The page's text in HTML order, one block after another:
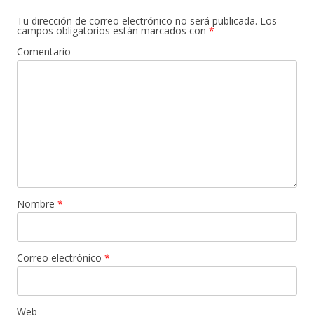
Tu dirección de correo electrónico no será publicada. Los
campos obligatorios están marcados con *
Comentario
Nombre *
Correo electrónico *
Web